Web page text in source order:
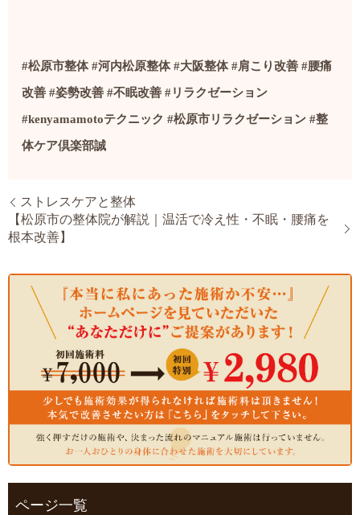
#松原市整体 #河内松原整体 #大阪整体 #肩こり改善 #腰痛
改善 #姿勢改善 #不眠改善 #リラクゼーション
#kenyamamotoテクニック #松原市リラクゼーション #整
体ケア倶楽部誠
ストレスケアと整体
【松原市の整体院が解説｜温活で冷え性・不眠・腰痛を
根本改善】
ページ一覧